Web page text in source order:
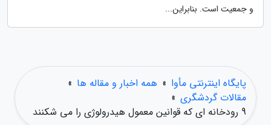
و جمعیت است. بنابراین...
پایگاه اینترنتی مأوا » همه اخبار و مقاله ها »
مقالات گردشگری »
9 رودخانه ای که قوانین معمول هیدرولوژی را می شکنند